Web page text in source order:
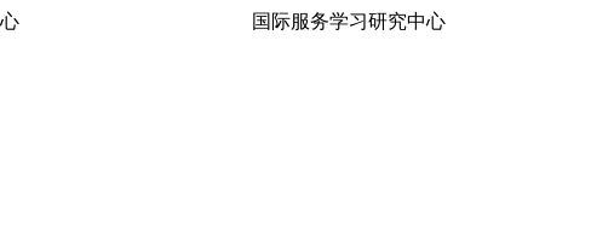
发研究中心 国际服务学习研究中